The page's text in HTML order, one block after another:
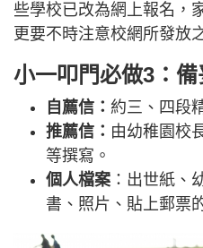
些學校已改為網上報名，
更要不時注意校網所發放
小一叩門必做3：備
自薦信： 約三、四段
推薦信： 由幼稚園校
等撰寫。
個人檔案 ：出世紙、
書、照片、貼上郵票